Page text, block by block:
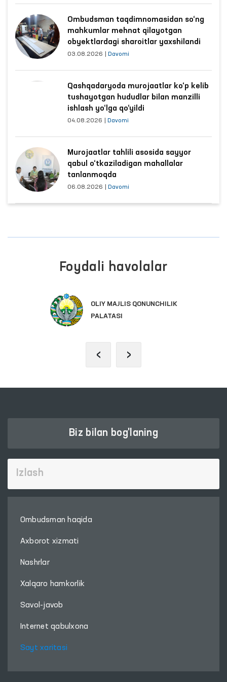
Ombudsman taqdimnomasidan so‘ng
mahkumlar mehnat qilayotgan
obyektlardagi sharoitlar yaxshilandi
03.08.2026 Davomi
Qashqadaryoda murojaatlar ko‘p kelib
tushayotgan hududlar bilan manzilli
ishlash yo‘lga qo‘yildi
04.08.2026 Davomi
Murojaatlar tahlili asosida sayyor
qabul o‘tkaziladigan mahallalar
tanlanmoqda
06.08.2026 Davomi
Foydali havolalar
OLIY MAJLIS QONUNCHILIK
PALATASI
‹ ›
Biz bilan bog'laning
Ombudsman haqida
Axborot xizmati
Nashrlar
Xalqaro hamkorlik
Savol-javob
Internet qabulxona
Sayt xaritasi